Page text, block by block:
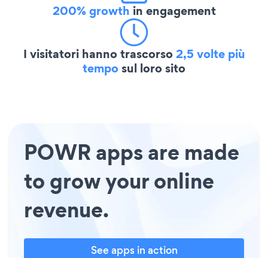
200% growth in engagement
I visitatori hanno trascorso2,5 volte più
temposul loro sito
POWR apps are made
to grow your online
revenue.
See apps in action